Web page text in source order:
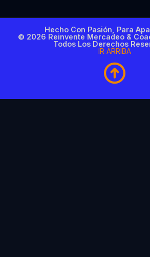
Hecho Con Pasión, Para
© 2026 Reinvente Mercadeo &
Todos Los Derechos
IR ARRIBA